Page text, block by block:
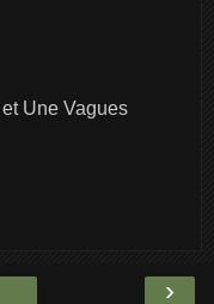
Une Vagues
›